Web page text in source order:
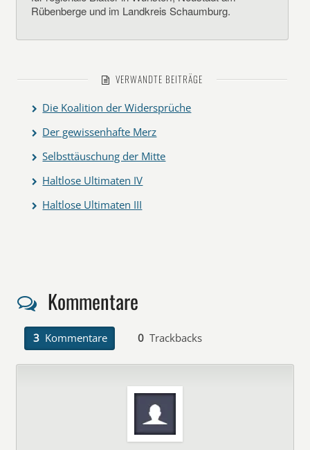
Rübenberge und im Landkreis Schaumburg.
VERWANDTE BEITRÄGE
Die Koalition der Widersprüche
Der gewissenhafte Merz
Selbsttäuschung der Mitte
Haltlose Ultimaten IV
Haltlose Ultimaten III
Kommentare
3 Kommentare 0 Trackbacks